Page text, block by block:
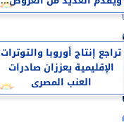
تراجع إنتاج أوروبا والتوترات
الإقليمية يعززان صادرات
العنب المصرى